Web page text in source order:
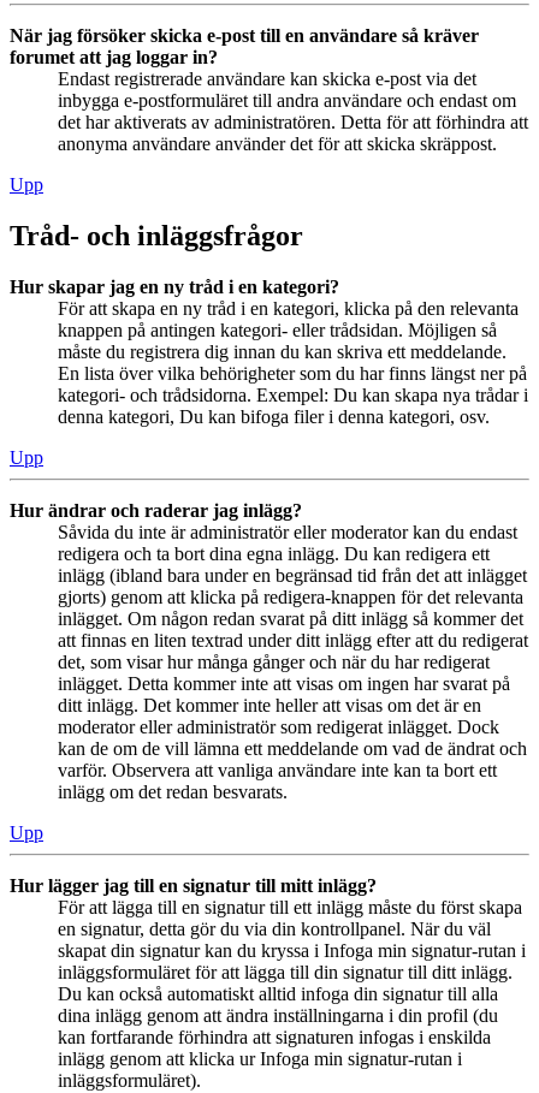
När jag försöker skicka e-post till en användare så kräver
forumet att jag loggar in?
Endast registrerade användare kan skicka e-post via det
inbygga e-postformuläret till andra användare och endast om
det har aktiverats av administratören. Detta för att förhindra att
anonyma användare använder det för att skicka skräppost.
Upp
Tråd- och inläggsfrågor
Hur skapar jag en ny tråd i en kategori?
För att skapa en ny tråd i en kategori, klicka på den relevanta
knappen på antingen kategori- eller trådsidan. Möjligen så
måste du registrera dig innan du kan skriva ett meddelande.
En lista över vilka behörigheter som du har finns längst ner på
kategori- och trådsidorna. Exempel: Du kan skapa nya trådar i
denna kategori, Du kan bifoga filer i denna kategori, osv.
Upp
Hur ändrar och raderar jag inlägg?
Såvida du inte är administratör eller moderator kan du endast
redigera och ta bort dina egna inlägg. Du kan redigera ett
inlägg (ibland bara under en begränsad tid från det att inlägget
gjorts) genom att klicka på redigera-knappen för det relevanta
inlägget. Om någon redan svarat på ditt inlägg så kommer det
att finnas en liten textrad under ditt inlägg efter att du redigerat
det, som visar hur många gånger och när du har redigerat
inlägget. Detta kommer inte att visas om ingen har svarat på
ditt inlägg. Det kommer inte heller att visas om det är en
moderator eller administratör som redigerat inlägget. Dock
kan de om de vill lämna ett meddelande om vad de ändrat och
varför. Observera att vanliga användare inte kan ta bort ett
inlägg om det redan besvarats.
Upp
Hur lägger jag till en signatur till mitt inlägg?
För att lägga till en signatur till ett inlägg måste du först skapa
en signatur, detta gör du via din kontrollpanel. När du väl
skapat din signatur kan du kryssa i Infoga min signatur-rutan i
inläggsformuläret för att lägga till din signatur till ditt inlägg.
Du kan också automatiskt alltid infoga din signatur till alla
dina inlägg genom att ändra inställningarna i din profil (du
kan fortfarande förhindra att signaturen infogas i enskilda
inlägg genom att klicka ur Infoga min signatur-rutan i
inläggsformuläret).